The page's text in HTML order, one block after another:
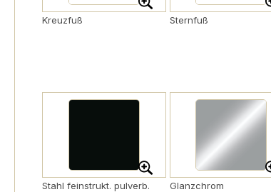
Kreuzfuß Sternfuß
Stahl feinstrukt. pulverb.
Glanzchrom